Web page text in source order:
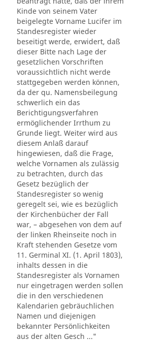
Kinde von seinem Vater
beigelegte Vorname Lucifer im
Standesregister wieder
beseitigt werde, erwidert, daß
dieser Bitte nach Lage der
gesetzlichen Vorschriften
voraussichtlich nicht werde
stattgegeben werden können,
da der qu. Namensbeilegung
schwerlich ein das
Berichtigungsverfahren
ermöglichender Irrthum zu
Grunde liegt. Weiter wird aus
diesem Anlaß darauf
hingewiesen, daß die Frage,
welche Vornamen als zulässig
zu betrachten, durch das
Gesetz bezüglich der
Standesregister so wenig
geregelt sei, wie es bezüglich
der Kirchenbücher der Fall
war, – abgesehen von dem auf
der linken Rheinseite noch in
Kraft stehenden Gesetze vom
11. Germinal XI. (1. April 1803),
inhalts dessen in die
Standesregister als Vornamen
nur eingetragen werden sollen
die in den verschiedenen
Kalendarien gebräuchlichen
Namen und diejenigen
bekannter Persönlichkeiten
aus der alten Gesch ..."